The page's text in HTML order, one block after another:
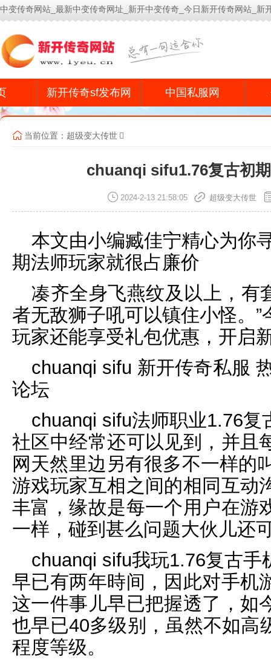
中变传奇网站_最新中变传奇网址_新开中变传奇_今日新开传奇网站_新
新开传奇sf发布网 中国私服网
当前位置： 超级变大传世
chuanqi sifu1.76复古初
2024-2-13 21:58:05 超级变大传世
本文由小编臧佳宁精心为你
期法师玩家就很占廉价
凑齐全身飞燕纹及以上，有
者无敌狮子吼可以镇住小怪。
玩家还能享受礼包优惠，开启
chuanqi sifu 新开传奇私服
论坛
chuanqi sifu法师职业1.76
社区中经常还可以见到，并且
网天然里边另有很多不一样的
游戏玩家互相之间的相同互动
丰富，缘故是每一个用户在游
一样，碰到甚么问题大伙儿还
chuanqi sifu我玩1.76复古
早已有两年時间，因此对手机
这一件事儿早已把握透了，如
也早已40多级别，虽然不如高
程度等级。